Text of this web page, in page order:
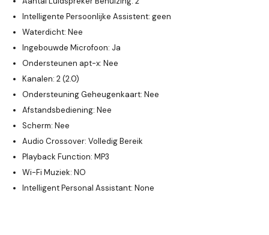
Intelligente Persoonlijke Assistent: geen
Waterdicht: Nee
Ingebouwde Microfoon: Ja
Ondersteunen apt-x: Nee
Kanalen: 2 (2.0)
Ondersteuning Geheugenkaart: Nee
Afstandsbediening: Nee
Scherm: Nee
Audio Crossover: Volledig Bereik
Playback Function: MP3
Wi-Fi Muziek: NO
Intelligent Personal Assistant: None